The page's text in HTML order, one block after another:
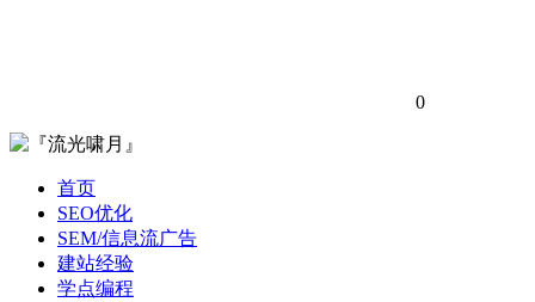
0
首页
SEO优化
SEM/信息流广告
建站经验
学点编程